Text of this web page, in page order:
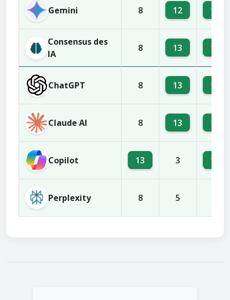
Gemini 8 12 13
Consensus des
IA
8 13 12
ChatGPT 8 13 12
Claude AI 8 13 11
Copilot 13 3 12
Perplexity 8 5